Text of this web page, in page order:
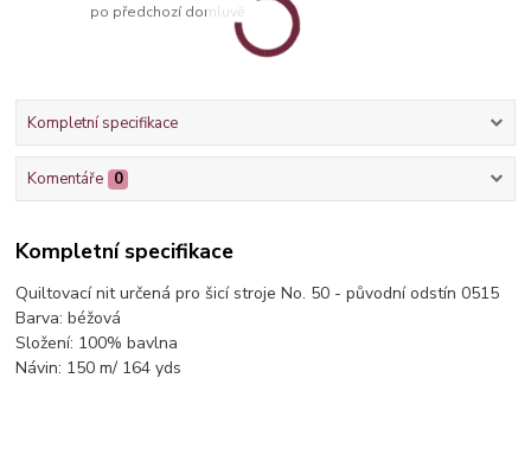
po předchozí domluvě
Kompletní specifikace
Komentáře 0
Kompletní specifikace
Quiltovací nit určená pro šicí stroje No. 50 - původní odstín 0515
Barva: béžová
Složení: 100% bavlna
Návin: 150 m/ 164 yds